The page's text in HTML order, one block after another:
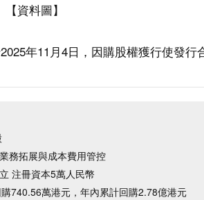
【資料圖】
年11月4日，因購股權獲行使發行
務拓展與成本費用管控
注冊資本5萬人民幣
740.56萬港元，年內累計回購2.78億港元